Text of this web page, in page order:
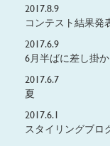
2017.8.9
コンテスト結果発
2017.6.9
6月半ばに差し掛
2017.6.7
夏
2017.6.1
スタイリングブロ